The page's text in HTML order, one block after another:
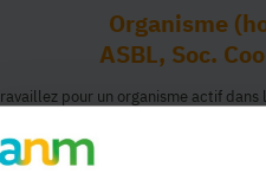
Organisme
ASBL, Soc.
pour un organisme actif
vous permettant d'interagir sur la
pourront créer leur propre compte
interagir au nom de celui-ci, accéder